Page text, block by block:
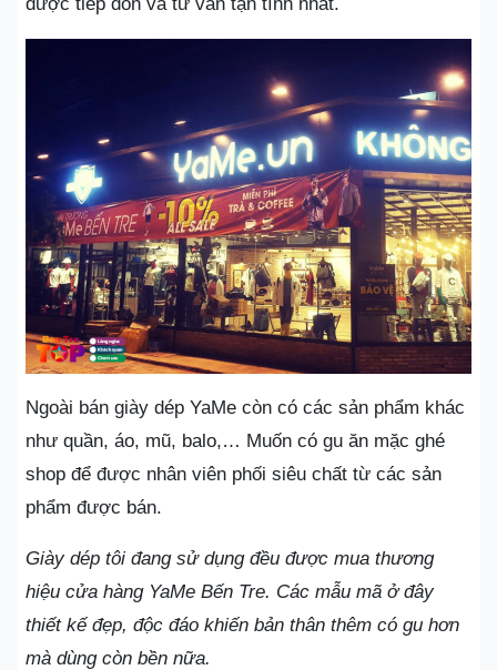
Ngoài bán giày dép YaMe còn có các sản phẩm khác
như quần, áo, mũ, balo,… Muốn có gu ăn mặc ghé
shop để được nhân viên phối siêu chất từ các sản
phẩm được bán.
Giày dép tôi đang sử dụng đều được mua thương
hiệu cửa hàng YaMe Bến Tre. Các mẫu mã ở đây
thiết kế đẹp, độc đáo khiến bản thân thêm có gu hơn
mà dùng còn bền nữa.